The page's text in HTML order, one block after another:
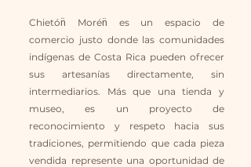
Chietón̈ Morén̈ es un espacio de
comercio justo donde las comunidades
indígenas de Costa Rica pueden ofrecer
sus artesanías directamente, sin
intermediarios. Más que una tienda y
museo, es un proyecto de
reconocimiento y respeto hacia sus
tradiciones, permitiendo que cada pieza
vendida represente una oportunidad de